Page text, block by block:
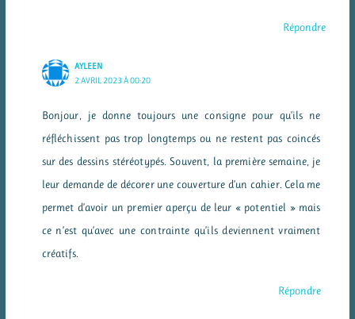
Répondre
AYLEEN
2 AVRIL 2023 À 00:20
Bonjour, je donne toujours une consigne pour qu’ils ne
réfléchissent pas trop longtemps ou ne restent pas coincés
sur des dessins stéréotypés. Souvent, la première semaine, je
leur demande de décorer une couverture d’un cahier. Cela me
permet d’avoir un premier aperçu de leur « potentiel » mais
ce n’est qu’avec une contrainte qu’ils deviennent vraiment
créatifs.
Répondre